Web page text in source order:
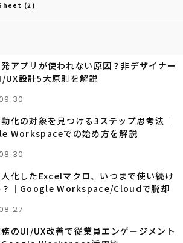
(2)
アプリが使われない原因？非デザイナー
UX設計5大原則を解説
化の対象を見つける3ステップ思考法｜
Workspaceでの始め方を解説
化したExcelマクロ、いつまで使い続け
？｜Google Workspace/Cloudで脱却
のUI/UX改善で従業員エンゲージメント